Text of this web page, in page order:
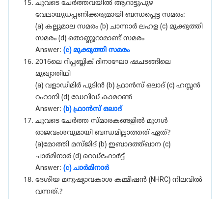
ചുവടെ ചേർത്തവയിൽ ആറാട്ടുപുഴ
വേലായുധപ്പണിക്കരുമായി ബന്ധപ്പെട്ട സമരം:
(a) കല്ലുമാല സമരം (b) ചാന്നാർ ലഹള (c) മുക്കുത്തി
സമരം (d) തൊണ്ണൂറാമാണ്ട് സമരം
Answer: (c) മുക്കുത്തി സമരം
2016ലെ റിപ്പബ്ലിക് ദിനാഘോ ഷചടങ്ങിലെ
മുഖ്യാതിഥി
(a) വളാഡിമിർ പുടിൻ (b) ഫ്രാൻസ് ഒലാദ് (c) ഹസ്സൻ
റഹാനി (d) ഡേവിഡ് കാമറൺ
Answer: (b) ഫ്രാൻസ് ഒലാദ്
ചുവടെ ചേർത്ത സ്മാരകങ്ങളിൽ മുഗൾ
രാജവംശവുമായി ബന്ധമില്ലാത്തത് ഏത്?
(a)മോത്തി മസ്ജിദ് (b) ഇബാദത്ത്ഖാന (c)
ചാർമിനാർ (d) റെഡ്ഫോർട്ട്
Answer: (c) ചാർമിനാർ
ദേശീയ മനുഷ്യാവകാശ കമ്മീഷൻ (NHRC) നിലവിൽ
വന്നത്.?